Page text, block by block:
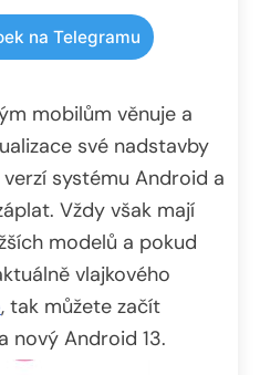
na Telegramu
mobilům věnuje a
své nadstavby
systému Android a
Vždy však mají
modelů a pokud
vlajkového
, tak můžete začít
nový Android 13.